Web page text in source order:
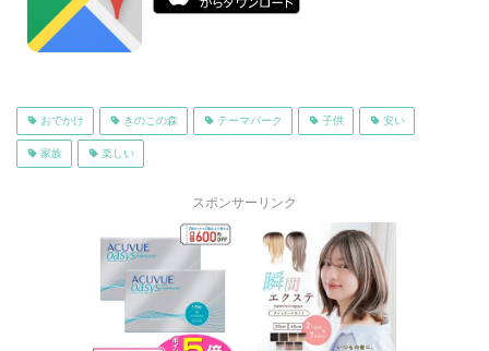
おでかけ きのこの森 テーマパーク 子供 安い
家族 楽しい
スポンサーリンク